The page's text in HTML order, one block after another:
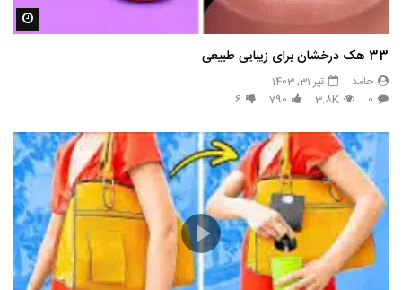
33 هک درخشان برای زیبایی طبیعی
حامد
تیر 31, 1403
0
3.8K
790
6